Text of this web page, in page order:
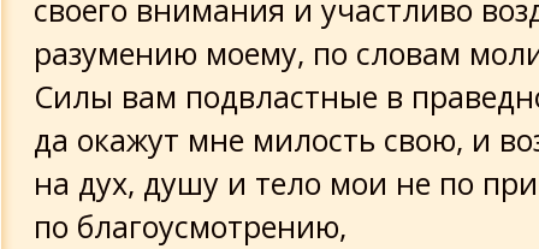
своего внимания и участливо
разумению моему, по словам
Силы вам подвластные в
да окажут мне милость свою, и
на дух, душу и тело мои не по
по благоусмотрению,